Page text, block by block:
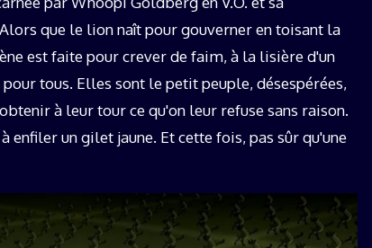
que le lion naît pour gouverner en toisant la
est faite pour crever de faim, à la lisière d'un
tous. Elles sont le petit peuple, désespérées,
à leur tour ce qu'on leur refuse sans raison.
un gilet jaune. Et cette fois, pas sûr qu'une